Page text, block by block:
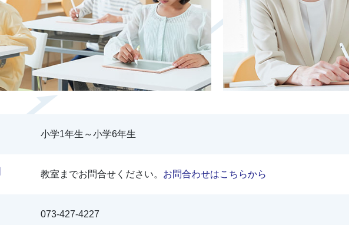
小学1年生～小学6年生
教室までお問合せください。 お問合わせはこちらから
073-427-4227